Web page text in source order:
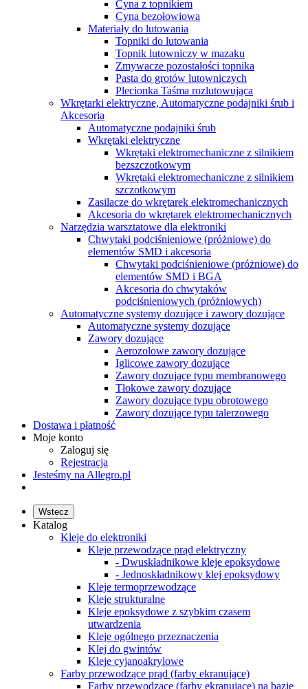
Cyna z topnikiem
Cyna bezołowiowa
Materiały do lutowania
Topniki do lutowania
Topnik lutowniczy w mazaku
Zmywacze pozostałości topnika
Pasta do grotów lutowniczych
Plecionka Taśma rozlutowująca
Wkrętarki elektryczne, Automatyczne podajniki śrub i
Akcesoria
Automatyczne podajniki śrub
Wkrętaki elektryczne
Wkrętaki elektromechaniczne z silnikiem
bezszczotkowym
Wkrętaki elektromechaniczne z silnikiem
szczotkowym
Zasilacze do wkrętarek elektromechanicznych
Akcesoria do wkrętarek elektromechanicznych
Narzędzia warsztatowe dla elektroniki
Chwytaki podciśnieniowe (próżniowe) do
elementów SMD i akcesoria
Chwytaki podciśnieniowe (próżniowe) do
elementów SMD i BGA
Akcesoria do сhwytaków
podciśnieniowych (próżniowych)
Automatyczne systemy dozujące i zawory dozujące
Automatyczne systemy dozujące
Zawory dozujące
Aerozolowe zawory dozujące
Iglicowe zawory dozujące
Zawory dozujące typu membranowego
Tłokowe zawory dozujące
Zawory dozujące typu obrotowego
Zawory dozujące typu talerzowego
Dostawa i płatność
Moje konto
Zaloguj się
Rejestracja
Jesteśmy na Allegro.pl
Wstecz
Katalog
Kleje do elektroniki
Kleje przewodzące prąd elektryczny
- Dwuskładnikowe kleje epoksydowe
- Jednoskładnikowy klej epoksydowy
Kleje termoprzewodzące
Kleje strukturalne
Kleje epoksydowe z szybkim czasem
utwardzenia
Kleje ogólnego przeznaczenia
Klej do gwintów
Kleje cyjanoakrylowe
Farby przewodzące prąd (farby ekranujące)
Farby przewodzące (farby ekranujące) na bazie